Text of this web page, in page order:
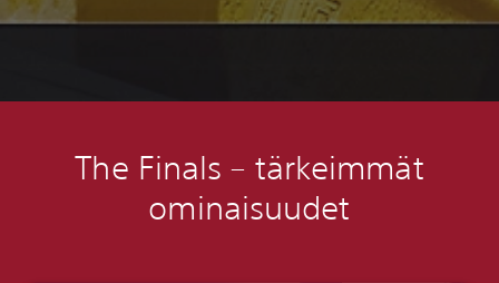
The Finals – tärkeimmät
ominaisuudet